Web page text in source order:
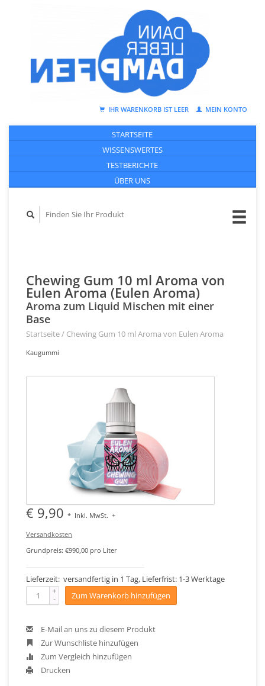
IHR WARENKORB IST LEER MEIN KONTO
STARTSEITE
WISSENSWERTES
TESTBERICHTE
ÜBER UNS
Chewing Gum 10 ml Aroma von
Eulen Aroma (Eulen Aroma)
Aroma zum Liquid Mischen mit einer
Base
Startseite/ Chewing Gum 10 ml Aroma von Eulen Aroma
Kaugummi
€ 9,90 * Inkl. MwSt. +
Versandkosten
Grundpreis: €990,00 pro Liter
Lieferzeit: versandfertig in 1 Tag, Lieferfrist: 1-3 Werktage
+
- Zum Warenkorb hinzufügen
E-Mail an uns zu diesem Produkt
Zur Wunschliste hinzufügen
Zum Vergleich hinzufügen
Drucken